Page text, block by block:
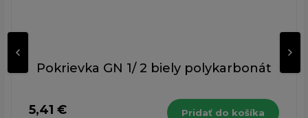
Pokrievka GN 1/ 2 biely polykarbonát
5,41 € Pridať do košíka